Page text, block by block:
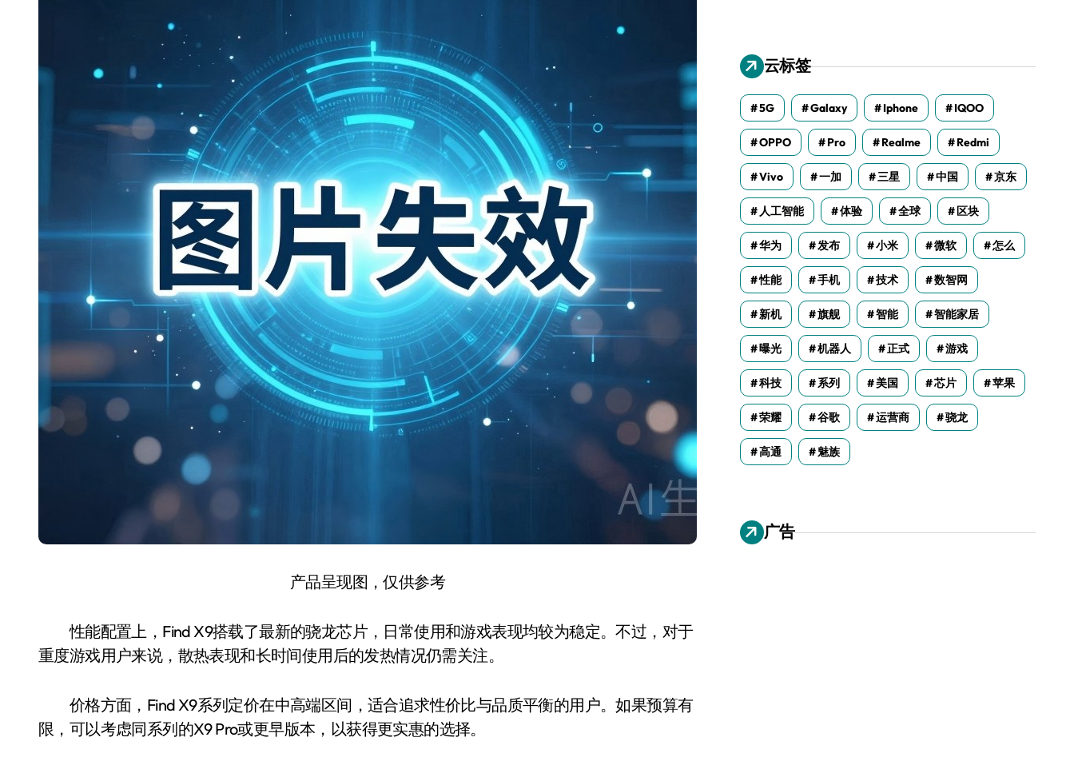
产品呈现图，仅供参考
性能配置上，Find X9搭载了最新的骁龙芯片，日常使用和游戏表现均较为稳定。不过，对于
重度游戏用户来说，散热表现和长时间使用后的发热情况仍需关注。
价格方面，Find X9系列定价在中高端区间，适合追求性价比与品质平衡的用户。如果预算有
限，可以考虑同系列的X9 Pro或更早版本，以获得更实惠的选择。
云标签
5G Galaxy Iphone IQOO
OPPO Pro Realme Redmi
Vivo 一加 三星 中国 京东
人工智能 体验 全球 区块
华为 发布 小米 微软 怎么
性能 手机 技术 数智网
新机 旗舰 智能 智能家居
曝光 机器人 正式 游戏
科技 系列 美国 芯片 苹果
荣耀 谷歌 运营商 骁龙
高通 魅族
广告